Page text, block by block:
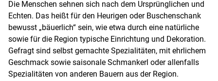
Die Menschen sehnen sich nach dem Ursprünglichen und
Echten. Das heißt für den Heurigen oder Buschenschank
bewusst „bäuerlich“ sein, wie etwa durch eine natürliche
sowie für die Region typische Einrichtung und Dekoration.
Gefragt sind selbst gemachte Spezialitäten, mit ehrlichem
Geschmack sowie saisonale Schmankerl oder allenfalls
Spezialitäten von anderen Bauern aus der Region.